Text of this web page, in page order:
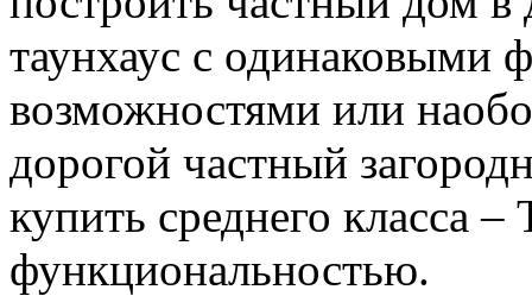
таунхаус с одинаковыми
возможностями или
дорогой частный
купить среднего класса
функциональностью.